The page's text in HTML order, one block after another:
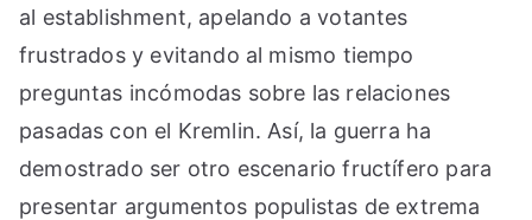
al establishment, apelando a votantes
frustrados y evitando al mismo tiempo
preguntas incómodas sobre las relaciones
pasadas con el Kremlin. Así, la guerra ha
demostrado ser otro escenario fructífero para
presentar argumentos populistas de extrema